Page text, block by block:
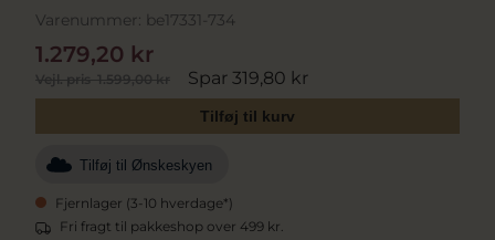
Varenummer: be17331-734
Vejl. pris1.599,00 kr Spar 319,80 kr
1.279,20 kr
Tilføj til kurv
Tilføj til Ønskeskyen
Fjernlager (3-10 hverdage*)
Fri fragt til pakkeshop over 499 kr.